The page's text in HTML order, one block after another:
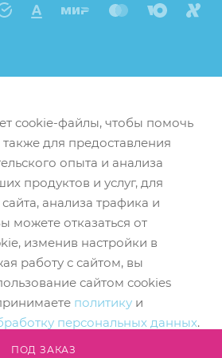
ПОД ЗАКАЗ
cookie-файлы, чтобы помочь
для предоставления
опыта и анализа
продуктов и услуг, для
анализа трафика и
можете отказаться от
изменив настройки в
работу с сайтом, вы
сайтом cookies
политику и
персональных данных.